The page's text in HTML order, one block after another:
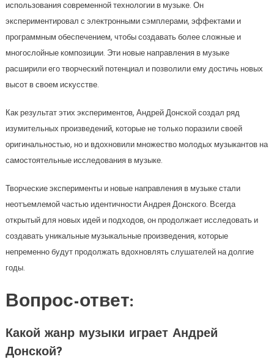
использования современной технологии в музыке. Он
экспериментировал с электронными сэмплерами, эффектами и
программным обеспечением, чтобы создавать более сложные и
многослойные композиции. Эти новые направления в музыке
расширили его творческий потенциал и позволили ему достичь новых
высот в своем искусстве.
Как результат этих экспериментов, Андрей Донской создал ряд
изумительных произведений, которые не только поразили своей
оригинальностью, но и вдохновили множество молодых музыкантов на
самостоятельные исследования в музыке.
Творческие эксперименты и новые направления в музыке стали
неотъемлемой частью идентичности Андрея Донского. Всегда
открытый для новых идей и подходов, он продолжает исследовать и
создавать уникальные музыкальные произведения, которые
непременно будут продолжать вдохновлять слушателей на долгие
годы.
Вопрос-ответ:
Какой жанр музыки играет Андрей
Донской?